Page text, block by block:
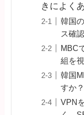
きによく
韓国
ス確
MBC
組を
韓国
すか？
VPN